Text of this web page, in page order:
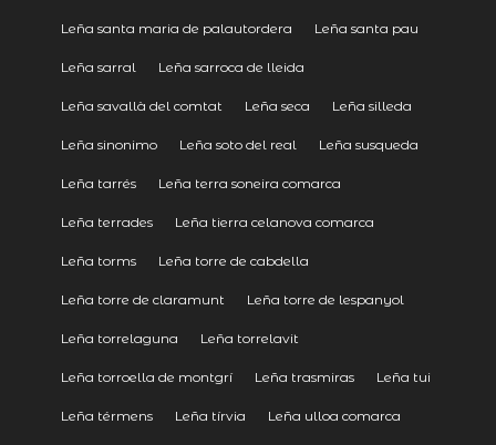
Leña santa maria de palautordera Leña santa pau
Leña sarral Leña sarroca de lleida
Leña savallà del comtat Leña seca Leña silleda
Leña sinonimo Leña soto del real Leña susqueda
Leña tarrés Leña terra soneira comarca
Leña terrades Leña tierra celanova comarca
Leña torms Leña torre de cabdella
Leña torre de claramunt Leña torre de lespanyol
Leña torrelaguna Leña torrelavit
Leña torroella de montgrí Leña trasmiras Leña tui
Leña térmens Leña tírvia Leña ulloa comarca